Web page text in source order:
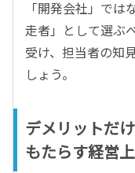
「開発会社」で
走者」として選ぶ
受け、担当者の知
しょう。
デメリットだ
もたらす経営